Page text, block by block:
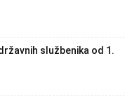
službenika od 1.